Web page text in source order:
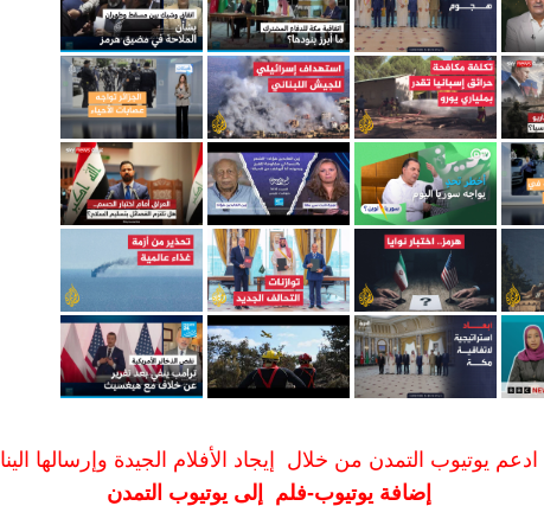
ادعم يوتيوب التمدن من خلال إيجاد الأفلام الجيدة وإرسالها الينا
إضافة يوتيوب-فلم إلى يوتيوب التمدن